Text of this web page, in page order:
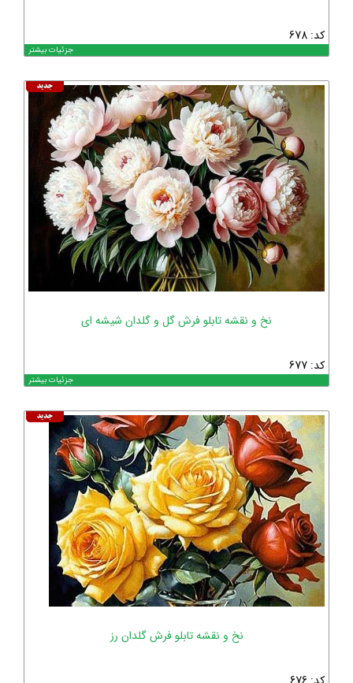
کد: 678
جزئیات بیشتر
نخ و نقشه تابلو فرش گل و گلدان شیشه ای
کد: 677
جزئیات بیشتر
نخ و نقشه تابلو فرش گلدان رز